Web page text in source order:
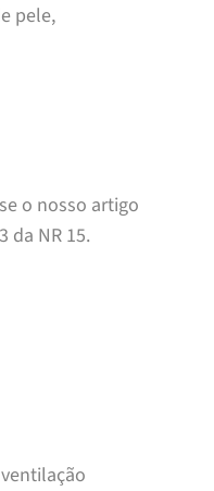
pele,
o nosso artigo
da NR 15.